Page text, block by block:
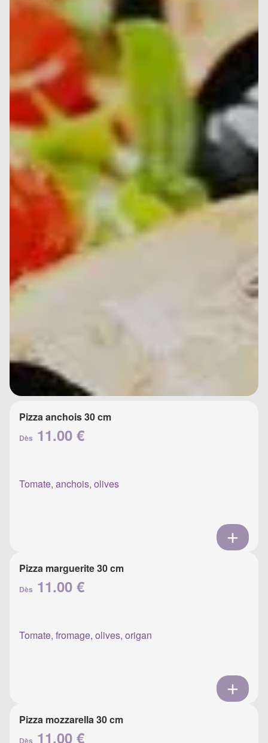
Pizza anchois 30 cm
Dès 11.00 €
Tomate, anchois, olives
Pizza marguerite 30 cm
Dès 11.00 €
Tomate, fromage, olives, origan
Pizza mozzarella 30 cm
Dès 11.00 €